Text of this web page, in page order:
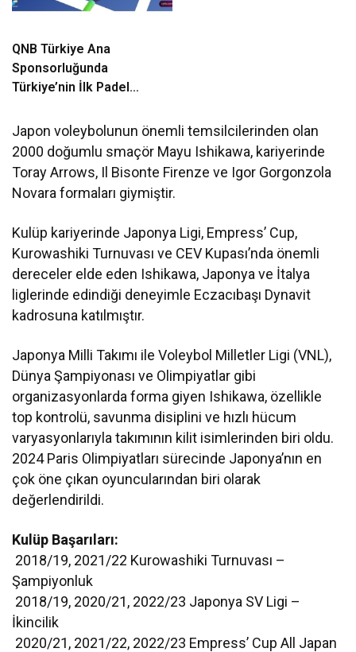
QNB Türkiye Ana
Sponsorluğunda
Türkiye’nin İlk Padel
Başlıyor
Japon voleybolunun önemli temsilcilerinden olan
2000 doğumlu smaçör Mayu Ishikawa, kariyerinde
Toray Arrows, Il Bisonte Firenze ve Igor Gorgonzola
Novara formaları giymiştir.
Kulüp kariyerinde Japonya Ligi, Empress’ Cup,
Kurowashiki Turnuvası ve CEV Kupası’nda önemli
dereceler elde eden Ishikawa, Japonya ve İtalya
liglerinde edindiği deneyimle Eczacıbaşı Dynavit
kadrosuna katılmıştır.
Japonya Milli Takımı ile Voleybol Milletler Ligi (VNL),
Dünya Şampiyonası ve Olimpiyatlar gibi
organizasyonlarda forma giyen Ishikawa, özellikle
top kontrolü, savunma disiplini ve hızlı hücum
varyasyonlarıyla takımının kilit isimlerinden biri oldu.
2024 Paris Olimpiyatları sürecinde Japonya’nın en
çok öne çıkan oyuncularından biri olarak
değerlendirildi.
Kulüp Başarıları:
2018/19, 2021/22 Kurowashiki Turnuvası –
Şampiyonluk
2018/19, 2020/21, 2022/23 Japonya SV Ligi –
İkincilik
2020/21, 2021/22, 2022/23 Empress’ Cup All Japan